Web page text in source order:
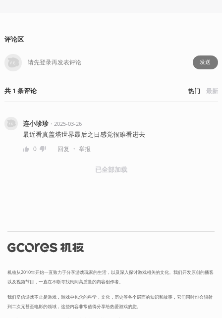
评论区
发送
共 1 条评论 热门 最新
连小珍珍・ 2025-03-26
最近看真盖塔世界最后之日感觉很难看进去
0 回复 ・ 举报
已全部加载
机核从2010年开始一直致力于分享游戏玩家的生活，以及深入探讨游戏相关的文化。我们开发原创的播客
以及视频节目，一直在不断寻找民间高质量的内容创作者。
我们坚信游戏不止是游戏，游戏中包含的科学，文化，历史等各个层面的知识和故事，它们同时也会辐射
到二次元甚至电影的领域，这些内容非常值得分享给热爱游戏的您。